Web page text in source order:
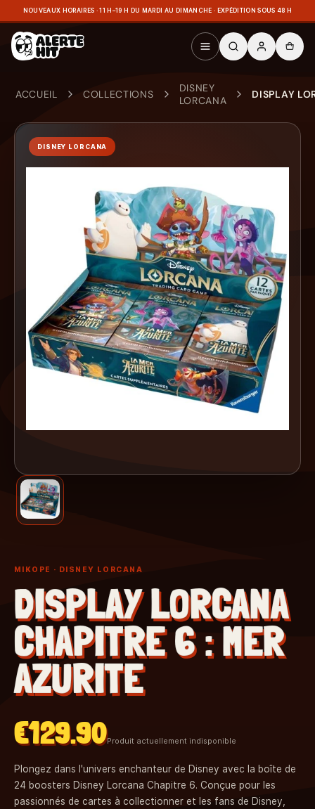
NOUVEAUX HORAIRES · 11 H–19 H DU MARDI AU DIMANCHE · EXPÉDITION SOUS 48 H
ACCUEIL COLLECTIONS
DISNEY
LORCANA
DISPLAY
DISNEY LORCANA
MIKOPE · DISNEY LORCANA
DISPLAY LORCANA
CHAPITRE 6 : MER
AZURITE
€129.90Produit actuellement indisponible
Plongez dans l'univers enchanteur de Disney avec la boîte de
24 boosters Disney Lorcana Chapitre 6. Conçue pour les
passionnés de cartes à collectionner et les fans de Disney,